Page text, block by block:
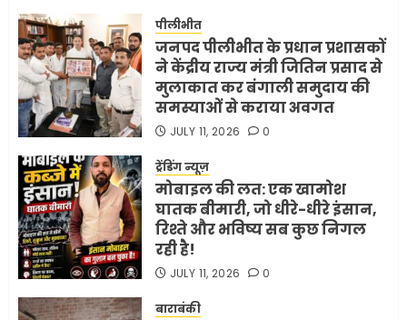
3
व्यवहार क्यों?
JUNE 1, 2026 0
4
अमेरिका ने फिर से ईरान को युद्ध
समाप्त करने के लिए भेजी अपनी 5
MAY 18, 2026
भारत-अमेरिका व्यापार समझौता
ट्रंप ने किया एलान
FEBRUARY 3, 2026
पीलीभीत
जनपद पीलीभीत के प्रधान प्रशासकों
ने केंद्रीय राज्य मंत्री जितिन प्रसाद से
मुलाकात कर बंगाली समुदाय की
समस्याओं से कराया अवगत
JULY 11, 2026 0
ट्रेंडिंग न्यूज़
मोबाइल की लत: एक खामोश
घातक बीमारी, जो धीरे-धीरे इंसान,
रिश्ते और भविष्य सब कुछ निगल
रही है!
JULY 11, 2026 0
बाराबंकी